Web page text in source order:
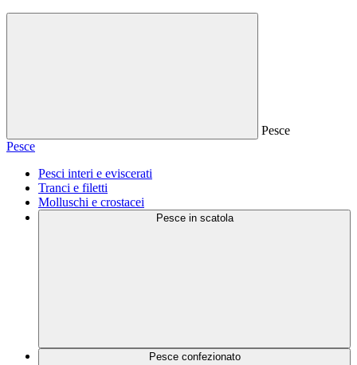
Pesce
Pesce
Pesci interi e eviscerati
Tranci e filetti
Molluschi e crostacei
Pesce in scatola
Pesce confezionato